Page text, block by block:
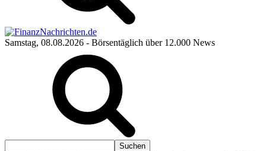
Samstag, 08.08.2026 - Börsentäglich über 12.000 News